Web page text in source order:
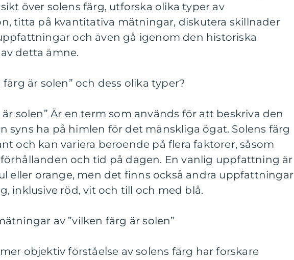
över solens färg, utforska olika typer av
titta på kvantitativa mätningar, diskutera skillnader
och även gå igenom den historiska
detta ämne.
färg är solen” och dess olika typer?
är solen” Är en term som används för att beskriva den
syns ha på himlen för det mänskliga ögat. Solens färg
och kan variera beroende på flera faktorer, såsom
och tid på dagen. En vanlig uppfattning är
eller orange, men det finns också andra uppfattningar
inklusive röd, vit och till och med blå.
av ”vilken färg är solen”
objektiv förståelse av solens färg har forskare